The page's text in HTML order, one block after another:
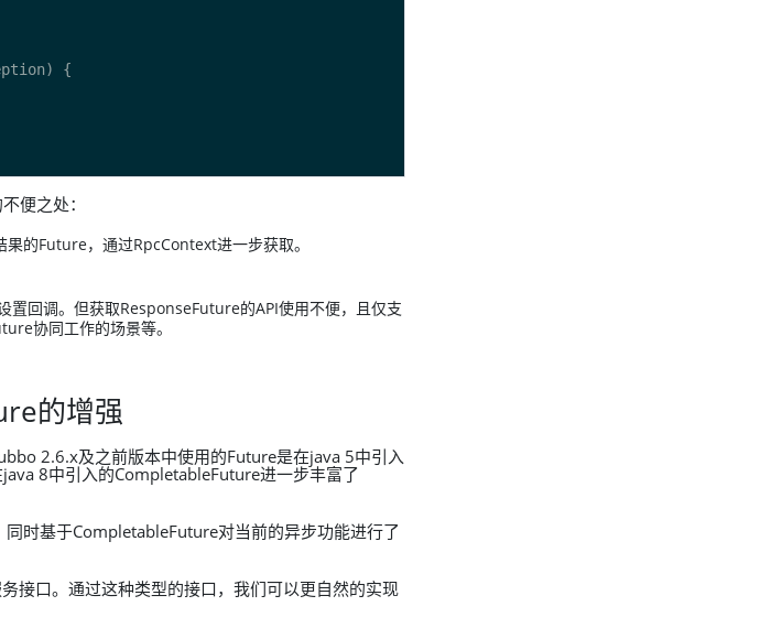
便之处：
的Future，通过RpcContext进一步获取。
回调。但获取ResponseFuture的API使用不便，且仅支
协同工作的场景等。
的增强
2.6.x及之前版本中使用的Future是在java 5中引入
8中引入的CompletableFuture进一步丰富了
时基于CompletableFuture对当前的异步功能进行了
接口。通过这种类型的接口，我们可以更自然的实现